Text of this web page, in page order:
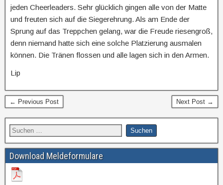
jeden Cheerleaders. Sehr glücklich gingen alle von der Matte
und freuten sich auf die Siegerehrung. Als am Ende der
Sprung auf das Treppchen gelang, war die Freude riesengroß,
denn niemand hatte sich eine solche Platzierung ausmalen
können. Die Tränen flossen und alle lagen sich in den Armen.
Lip
← Previous Post Next Post →
Download Meldeformulare